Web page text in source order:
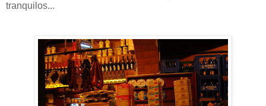
tranquilos...